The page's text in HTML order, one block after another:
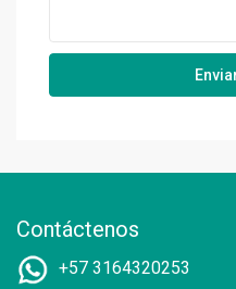
Contáctenos
+57 3164320253